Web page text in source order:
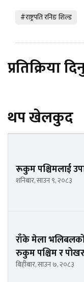
#राष्ट्रपति रनिङ शिल्ड
प्रतिक्रिया
थप खेलकुद
रूकुम पश्चिमलाई
शनिबार, साउन ९, २०८३
राँके मेला
रुकुम पश्चिम र
बिहीबार, साउन ७, २०८३